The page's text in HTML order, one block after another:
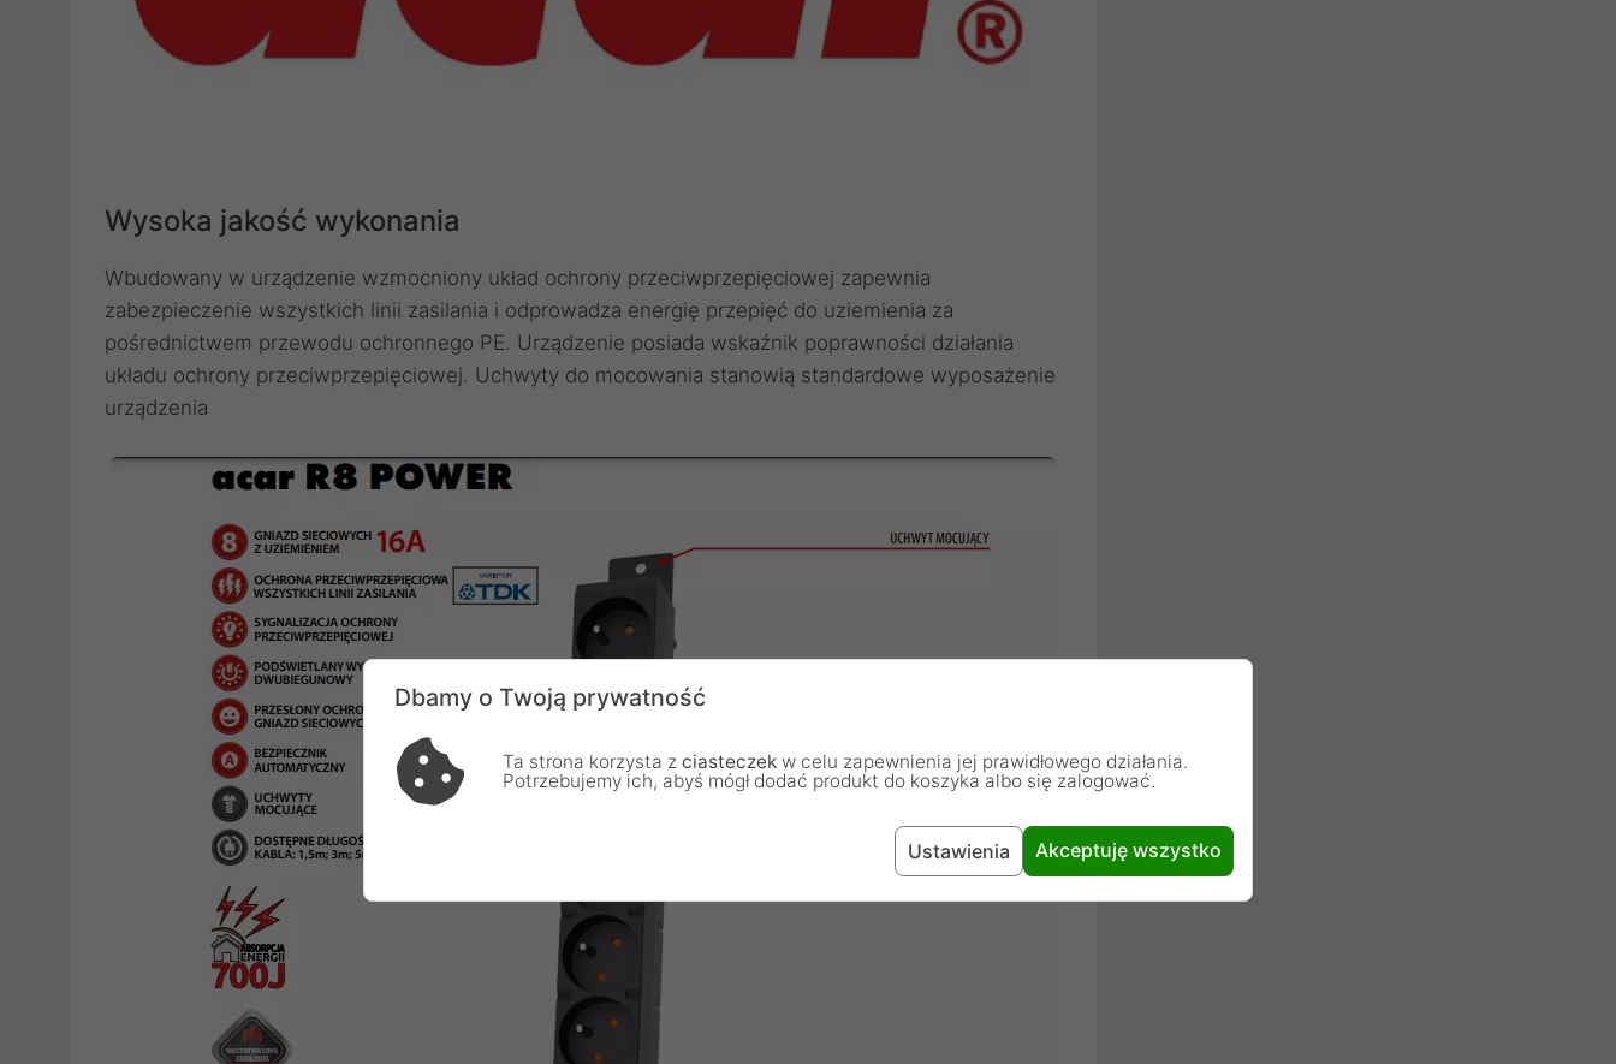
Wysoka jakość wykonania
Wbudowany w urządzenie wzmocniony układ ochrony przeciwprzepięciowej zapewnia
zabezpieczenie wszystkich linii zasilania i odprowadza energię przepięć do uziemienia za
pośrednictwem przewodu ochronnego PE. Urządzenie posiada wskaźnik poprawności działania
układu ochrony przeciwprzepięciowej. Uchwyty do mocowania stanowią standardowe wyposażenie
urządzenia
Dbamy o Twoją prywatność
Ta strona korzysta z ciasteczek w celu zapewnienia jej prawidłowego działania.
Potrzebujemy ich, abyś mógł dodać produkt do koszyka albo się zalogować.
Ustawienia Akceptuję wszystko